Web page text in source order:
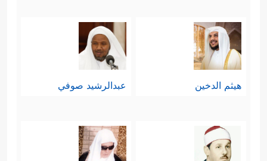
هيثم الدخين عبدالرشيد صوفي